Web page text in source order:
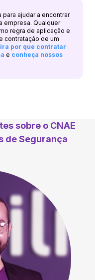
para ajudar a encontrar
empresa. Qualquer
regra de aplicação e
contratação de um
por que contratar
e conheça nossos
sobre o CNAE
de Segurança